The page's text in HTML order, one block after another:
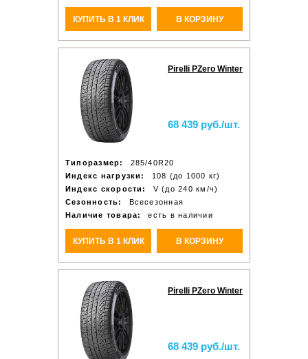
КУПИТЬ В 1 КЛИК В КОРЗИНУ
Pirelli PZero Winter
68 439 руб./шт.
Типоразмер:
285/40R20
Индекс нагрузки:
108 (до 1000 кг)
Индекс скорости:
V (до 240 км/ч)
Сезонность:
Всесезонная
Наличие товара:
есть в наличии
КУПИТЬ В 1 КЛИК В КОРЗИНУ
Pirelli PZero Winter
68 439 руб./шт.